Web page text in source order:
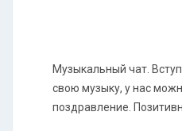
Музыкальный чат.
свою музыку, у нас
поздравление.